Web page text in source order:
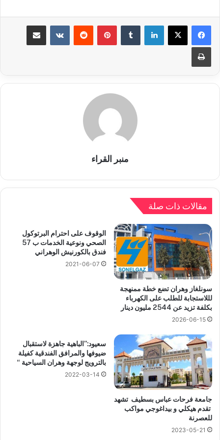
لينكدإن بينتيريست
طباعة
منبر القراء
مقالات ذات صلة
سونلغاز وهران تضع خطة ممنهجة
لللاستجابة للطلب على الكهرباء
بكلفة تزيد عن 2544 مليون دينار
2026-06-15
الوقوف على احترام البرتوكول
الصحي ونوعية الخدمات ب 57
فندق بالكورنيش الوهراني
2021-06-07
جامعة فرحات عباس بسطيف تشهد
تقدم هيكلي و بيداغوجي مواكب
للعصرنة
2023-05-21
سعيود:”الباهية جاهزة لاستقبال
ضيوفها والمرافق الفندقية كفيلة
بالترويج لوجهة وهران السياحية “
2022-03-14